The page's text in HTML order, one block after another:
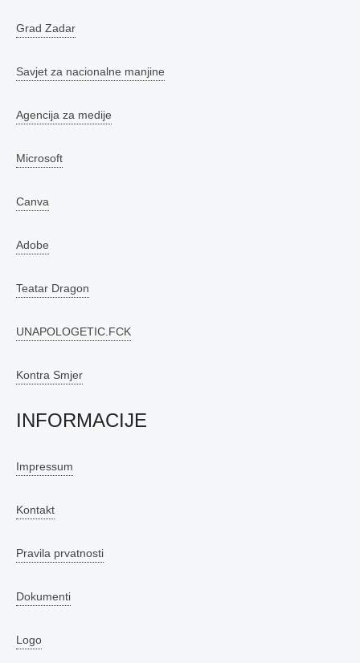
Grad Zadar
Savjet za nacionalne manjine
Agencija za medije
Microsoft
Canva
Adobe
Teatar Dragon
UNAPOLOGETIC.FCK
Kontra Smjer
INFORMACIJE
Impressum
Kontakt
Pravila prvatnosti
Dokumenti
Logo